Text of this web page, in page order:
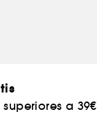
a 39€